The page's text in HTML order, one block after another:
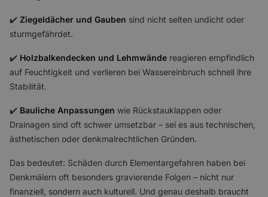
✔️ Ziegeldächer und Gauben sind nicht selten undicht oder
sturmgefährdet.
✔️ Holzbalkendecken und Lehmwände reagieren empfindlich
auf Feuchtigkeit und verlieren bei Wassereinbruch schnell ihre
Stabilität.
✔️ Bauliche Anpassungen wie Rückstauklappen oder
Drainagen sind oft schwer umsetzbar – sei es aus technischen,
ästhetischen oder denkmalrechtlichen Gründen.
Das bedeutet: Schäden durch Elementargefahren haben bei
Denkmälern oft besonders gravierende Folgen – nicht nur
finanziell, sondern auch kulturell. Und genau deshalb braucht